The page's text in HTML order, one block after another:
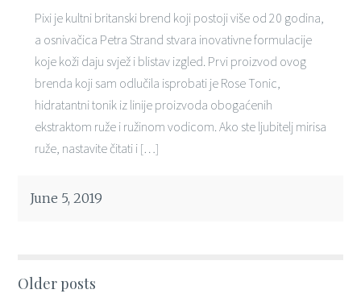
Pixi je kultni britanski brend koji postoji više od 20 godina,
a osnivačica Petra Strand stvara inovativne formulacije
koje koži daju svjež i blistav izgled. Prvi proizvod ovog
brenda koji sam odlučila isprobati je Rose Tonic,
hidratantni tonik iz linije proizvoda obogaćenih
ekstraktom ruže i ružinom vodicom. Ako ste ljubitelj mirisa
ruže, nastavite čitati i […]
June 5, 2019
Posts
Older posts